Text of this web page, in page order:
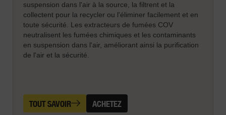
suspension dans l'air à la source, la filtrent et la
collectent pour la recycler ou l'éliminer facilement et en
toute sécurité. Les extracteurs de fumées COV
neutralisent les fumées chimiques et les contaminants
en suspension dans l'air, améliorant ainsi la purification
de l'air et la sécurité.
TOUT SAVOIR ACHETEZ